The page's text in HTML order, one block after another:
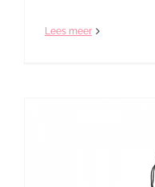
Lees meer